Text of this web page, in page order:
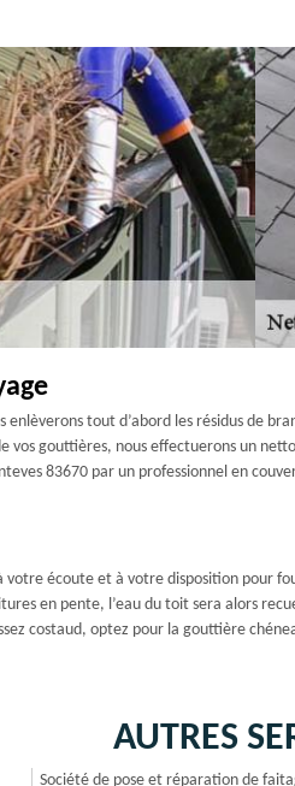
tout d’abord les résidus de
vos gouttières, nous effectuerons un
83670 par un professionnel en
votre écoute et à votre disposition pour
en pente, l’eau du toit sera alors
costaud, optez pour la gouttière
AUTRES
Société de pose et réparation de